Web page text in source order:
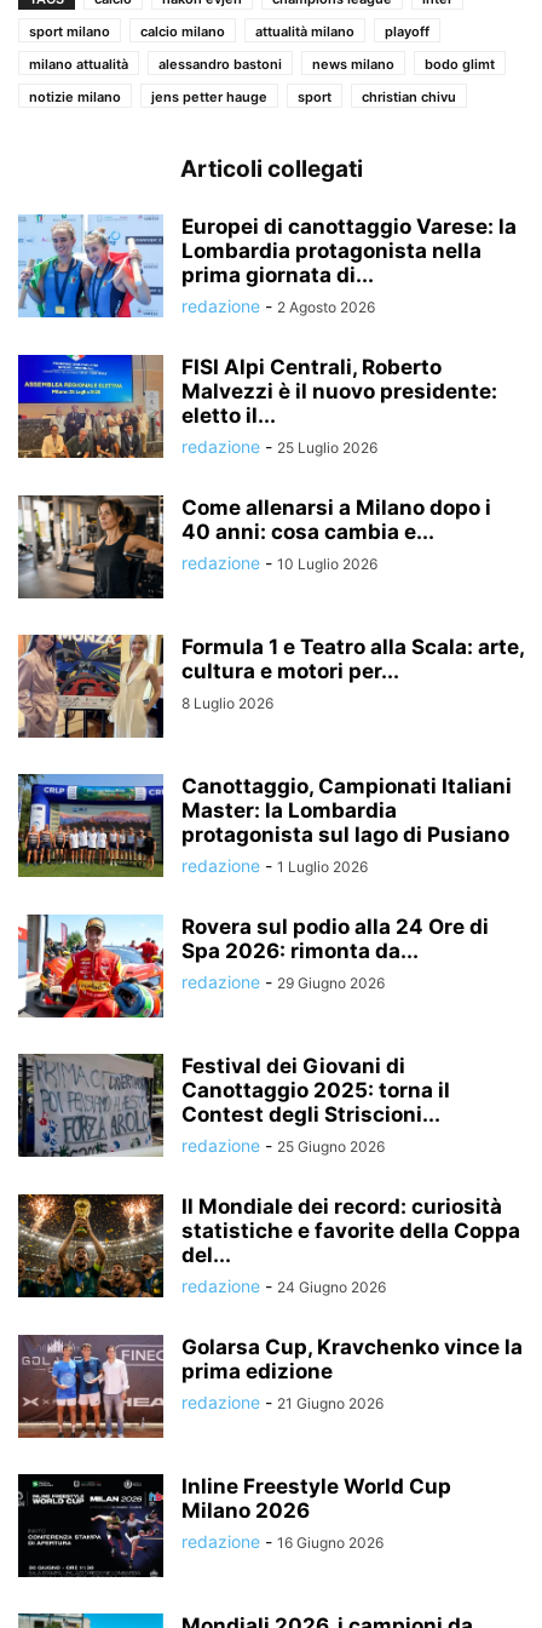
sport milano
calcio milano attualità milano
playoff
milano attualità
alessandro bastoni news milano
bodo glimt
notizie milano
jens petter hauge sport christian chivu
Articoli collegati
Europei di canottaggio Varese: la
Lombardia protagonista nella
prima giornata di...
redazione - 2 Agosto 2026
FISI Alpi Centrali, Roberto
Malvezzi è il nuovo presidente:
eletto il...
redazione - 25 Luglio 2026
Come allenarsi a Milano dopo i
40 anni: cosa cambia e...
redazione - 10 Luglio 2026
Formula 1 e Teatro alla Scala: arte,
cultura e motori per...
8 Luglio 2026
Canottaggio, Campionati Italiani
Master: la Lombardia
protagonista sul lago di Pusiano
redazione - 1 Luglio 2026
Rovera sul podio alla 24 Ore di
Spa 2026: rimonta da...
redazione - 29 Giugno 2026
Festival dei Giovani di
Canottaggio 2025: torna il
Contest degli Striscioni...
redazione - 25 Giugno 2026
Il Mondiale dei record: curiosità
statistiche e favorite della Coppa
del...
redazione - 24 Giugno 2026
Golarsa Cup, Kravchenko vince la
prima edizione
redazione - 21 Giugno 2026
Inline Freestyle World Cup
Milano 2026
redazione - 16 Giugno 2026